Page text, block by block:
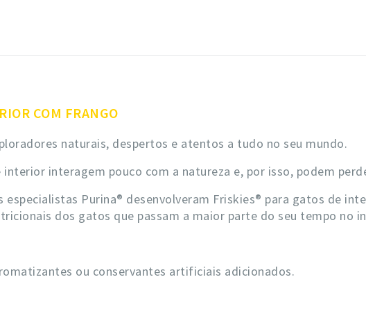
COM FRANGO
naturais, despertos e atentos a tudo no seu mundo.
interior interagem pouco com a natureza e, por isso, podem
especialistas Purina® desenvolveram Friskies® para gatos de
dos gatos que passam a maior parte do seu tempo no
ou conservantes artificiais adicionados.